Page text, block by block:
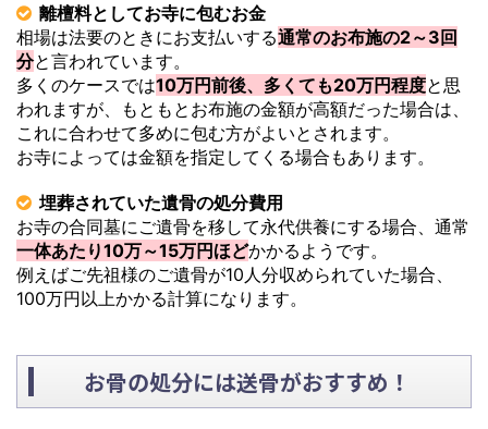
離檀料としてお寺に包むお金
相場は法要のときにお支払いする通常のお布施の2～3回
分と言われています。
多くのケースでは10万円前後、多くても20万円程度と思
われますが、もともとお布施の金額が高額だった場合は、
これに合わせて多めに包む方がよいとされます。
お寺によっては金額を指定してくる場合もあります。
埋葬されていた遺骨の処分費用
お寺の合同墓にご遺骨を移して永代供養にする場合、通常
一体あたり10万～15万円ほどかかるようです。
例えばご先祖様のご遺骨が10人分収められていた場合、
100万円以上かかる計算になります。
お骨の処分には送骨がおすすめ！